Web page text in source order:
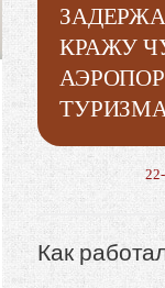
КРАЖУ
Как